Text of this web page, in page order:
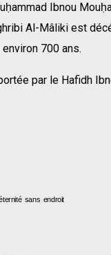
Ibnou
Al-Mâliki est
700 ans.
par le Hafidh
sans endroit